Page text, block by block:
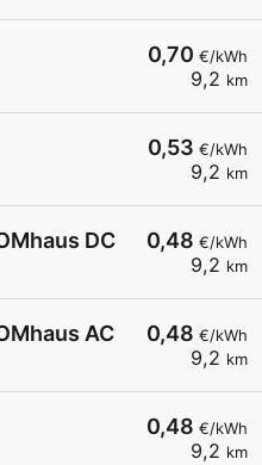
0,70 €/kWh
9,2 km
0,53 €/kWh
9,2 km
0,48 €/kWh
9,2 km
DC
0,48 €/kWh
9,2 km
AC
0,48 €/kWh
9,2 km